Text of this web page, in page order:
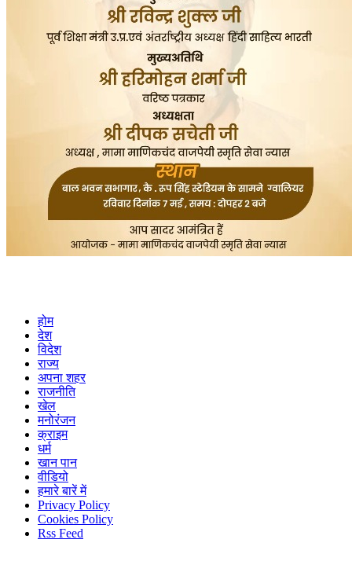
होम
देश
विदेश
राज्य
अपना शहर
राजनीति
खेल
मनोरंजन
क्राइम
धर्म
खान पान
वीडियो
हमारे बारें में
Privacy Policy
Cookies Policy
Rss Feed